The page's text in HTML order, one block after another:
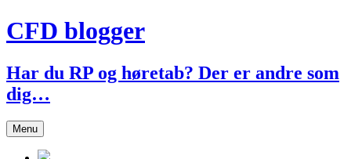
Hop
til
CFD blogger
Har du RP og høretab? Der er andre som
dig…
Menu